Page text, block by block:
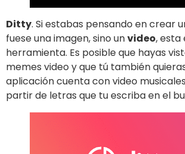
Ditty. Si estabas pensando en crear
fuese una imagen, sino unvideo, esta
herramienta. Es posible que hayas
memes video y que tú también
aplicación cuenta con video
partir de letras que tu escriba en el